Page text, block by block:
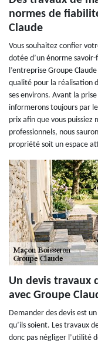
normes de
Claude
Vous souhaitez confier
dotée d’un énorme
l’entreprise Groupe
qualité pour la réalisation
ses environs. Avant la
informerons toujours par
prix afin que vous puissiez
professionnels, nous
propriété soit un espace
Un devis travaux
avec Groupe
Demander des devis est
qu’ils soient. Les travaux
donc pas négliger l’utilité